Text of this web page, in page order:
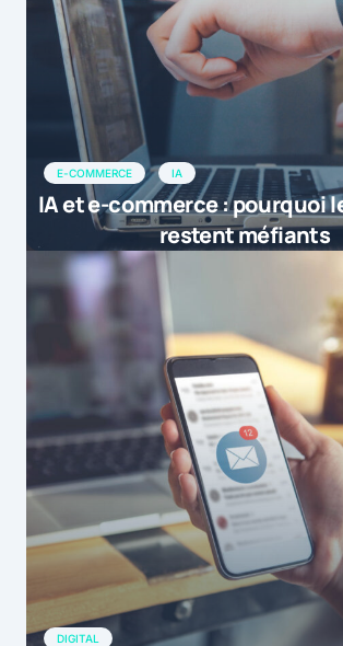
E-COMMERCE IA
IA et e-commerce : pourquoi
restent méfiants
DIGITAL